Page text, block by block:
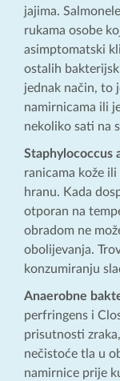
jajima.
rukama osobe
asimptomatski
ostalih
jednak način, to
namirnicama ili
nekoliko sati na
Staphylococcus
ranicama kože
hranu. Kada
otporan na
obradom ne
obolijevanja.
konzumiranju
Anaerobne
perfringens i
prisutnosti
nečistoće tla u
namirnice prije